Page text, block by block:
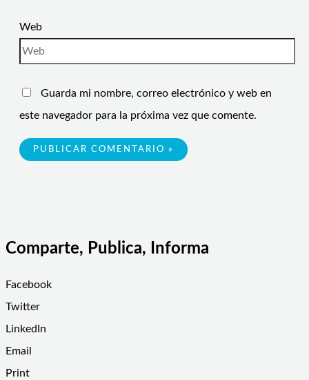
Web
Guarda mi nombre, correo electrónico y web en
este navegador para la próxima vez que comente.
Comparte, Publica, Informa
Facebook
Twitter
LinkedIn
Email
Print